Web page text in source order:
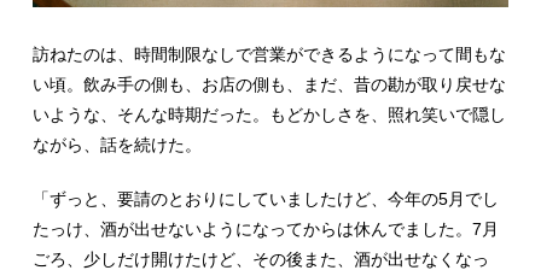
訪ねたのは、時間制限なしで営業ができるようになって間もな
い頃。飲み手の側も、お店の側も、まだ、昔の勘が取り戻せな
いような、そんな時期だった。もどかしさを、照れ笑いで隠し
ながら、話を続けた。
「ずっと、要請のとおりにしていましたけど、今年の5月でし
たっけ、酒が出せないようになってからは休んでました。7月
ごろ、少しだけ開けたけど、その後また、酒が出せなくなっ